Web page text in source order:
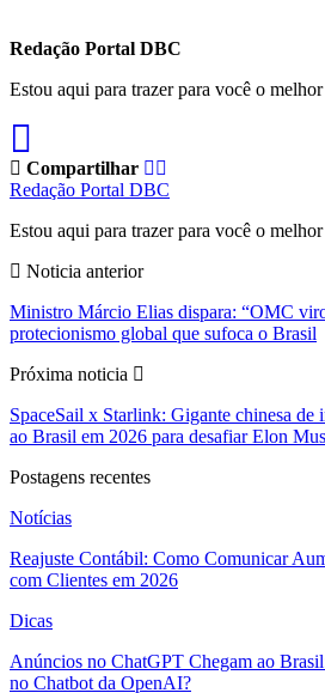
Redação Portal DBC
Estou aqui para trazer para você o
Compartilhar
Redação Portal DBC
Estou aqui para trazer para você o
Noticia anterior
Ministro Márcio Elias dispara: “OMC
protecionismo global que sufoca o Brasil
Próxima noticia
SpaceSail x Starlink: Gigante chinesa de
ao Brasil em 2026 para desafiar Elon
Postagens recentes
Notícias
Reajuste Contábil: Como Comunicar
com Clientes em 2026
Dicas
Anúncios no ChatGPT Chegam ao
no Chatbot da OpenAI?